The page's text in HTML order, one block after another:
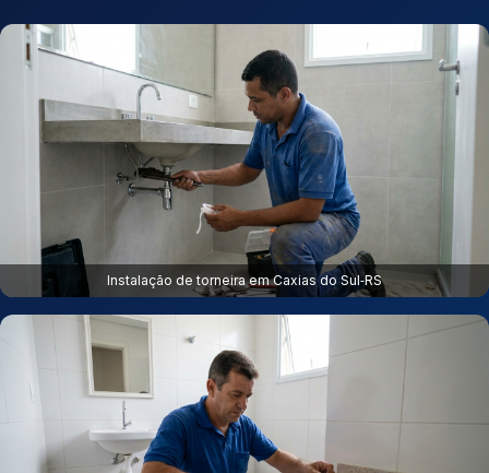
Instalação de torneira em Caxias do Sul‑RS